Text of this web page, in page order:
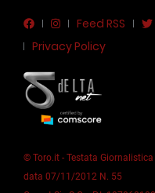
Feed RSS
Privacy Policy
© Toro.it - Testata
data 07/11/2012 N. 55